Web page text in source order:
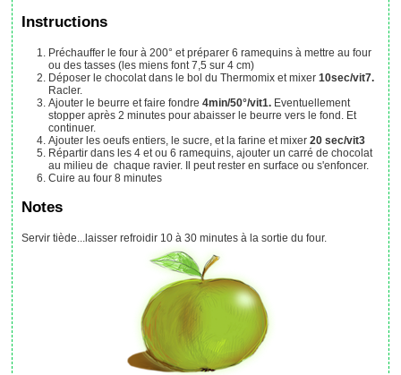
Instructions
Préchauffer le four à 200° et préparer 6 ramequins à mettre au four
ou des tasses (les miens font 7,5 sur 4 cm)
Déposer le chocolat dans le bol du Thermomix et mixer10sec/vit7.
Racler.
Ajouter le beurre et faire fondre4min/50°/vit1. Eventuellement
stopper après 2 minutes pour abaisser le beurre vers le fond. Et
continuer.
Ajouter les oeufs entiers, le sucre, et la farine et mixer20 sec/vit3
Répartir dans les 4 et ou 6 ramequins, ajouter un carré de chocolat
au milieu de chaque ravier. Il peut rester en surface ou s'enfoncer.
Cuire au four 8 minutes
Notes
Servir tiède...laisser refroidir 10 à 30 minutes à la sortie du four.